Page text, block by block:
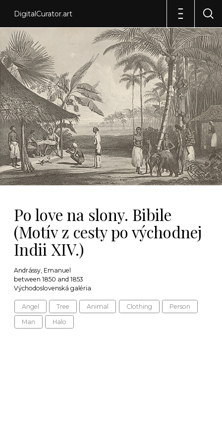
DigitalCurator.art
Po love na slony. Bibile
(Motív z cesty po východnej
Indii XIV.)
Andrássy, Emanuel
between 1850 and 1853
Východoslovenská galéria
Angel Tree Animal Clothing Person
Man Halo